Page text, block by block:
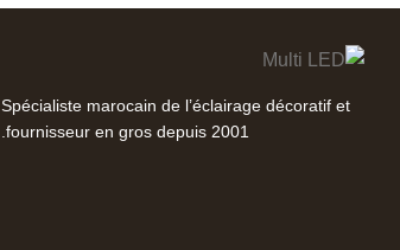
Spécialiste marocain de l’éclairage décoratif et
fournisseur en gros depuis 2001.